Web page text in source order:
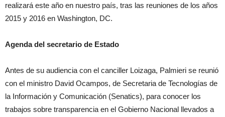
realizará este año en nuestro país, tras las reuniones de los años
2015 y 2016 en Washington, DC.
Agenda del secretario de Estado
Antes de su audiencia con el canciller Loizaga, Palmieri se reunió
con el ministro David Ocampos, de Secretaria de Tecnologías de
la Información y Comunicación (Senatics), para conocer los
trabajos sobre transparencia en el Gobierno Nacional llevados a